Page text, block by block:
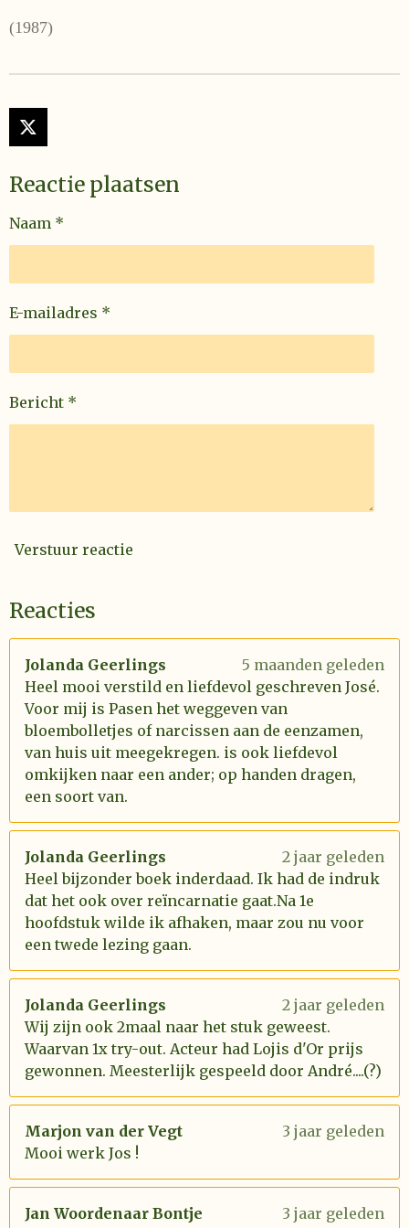
(1987)
X
Reactie plaatsen
Naam *
E-mailadres *
Bericht *
Verstuur reactie
Reacties
Jolanda Geerlings
5 maanden geleden
Heel mooi verstild en liefdevol geschreven José.
Voor mij is Pasen het weggeven van
bloembolletjes of narcissen aan de eenzamen,
van huis uit meegekregen. is ook liefdevol
omkijken naar een ander; op handen dragen,
een soort van.
Jolanda Geerlings
2 jaar geleden
Heel bijzonder boek inderdaad. Ik had de indruk
dat het ook over reïncarnatie gaat.Na 1e
hoofdstuk wilde ik afhaken, maar zou nu voor
een twede lezing gaan.
Jolanda Geerlings
2 jaar geleden
Wij zijn ook 2maal naar het stuk geweest.
Waarvan 1x try-out. Acteur had Lojis d'Or prijs
gewonnen. Meesterlijk gespeeld door André....(?)
Marjon van der Vegt
3 jaar geleden
Mooi werk Jos !
Jan Woordenaar Bontje
3 jaar geleden